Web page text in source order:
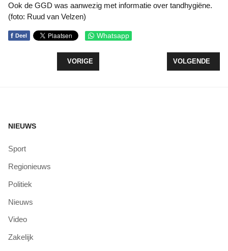
Ook de GGD was aanwezig met informatie over tandhygiëne.
(foto: Ruud van Velzen)
f Deel Whatsapp
VORIG ARTIKEL: OP ZOEK NAAR GEZONDE SNACK
VORIGE VOLGENDE
VOLGENDE
NIEUWS
Sport
Regionieuws
Politiek
Nieuws
Video
Zakelijk